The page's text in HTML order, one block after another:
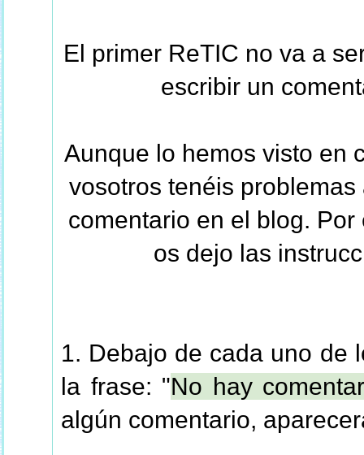
El primer ReTIC no va a
escribir un
Aunque lo hemos visto en
vosotros tenéis
comentario en el blog.
os dejo las
1. Debajo de cada uno de
la frase: "No hay
algún comentario,